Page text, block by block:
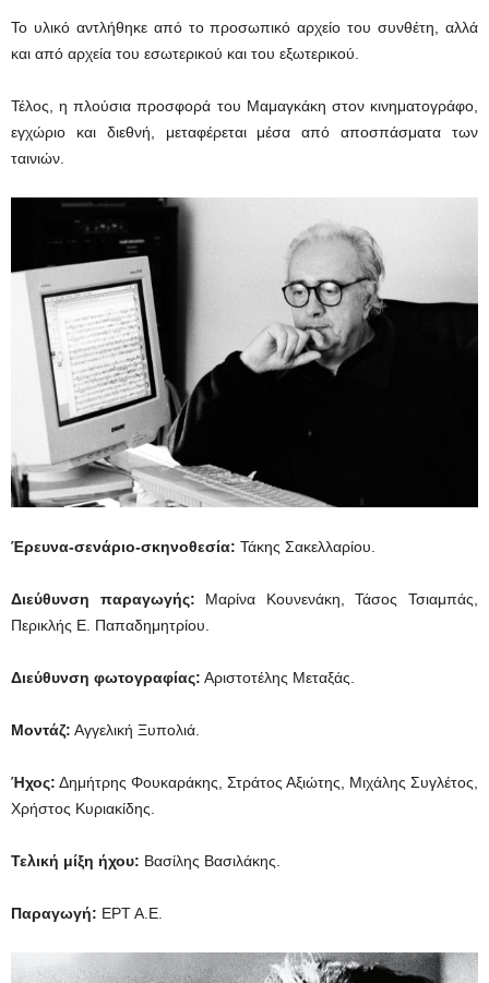
Το υλικό αντλήθηκε από το προσωπικό αρχείο του συνθέτη, αλλά
και από αρχεία του εσωτερικού και του εξωτερικού.
Τέλος, η πλούσια προσφορά του Μαμαγκάκη στον κινηματογράφο,
εγχώριο και διεθνή, μεταφέρεται μέσα από αποσπάσματα των
ταινιών.
Έρευνα-σενάριο-σκηνοθεσία: Τάκης Σακελλαρίου.
Διεύθυνση παραγωγής: Μαρίνα Κουνενάκη, Τάσος Τσιαμπάς,
Περικλής Ε. Παπαδημητρίου.
Διεύθυνση φωτογραφίας: Αριστοτέλης Μεταξάς.
Μοντάζ: Αγγελική Ξυπολιά.
Ήχος: Δημήτρης Φουκαράκης, Στράτος Αξιώτης, Μιχάλης Συγλέτος,
Χρήστος Κυριακίδης.
Τελική μίξη ήχου: Βασίλης Βασιλάκης.
Παραγωγή: ΕΡΤ Α.Ε.